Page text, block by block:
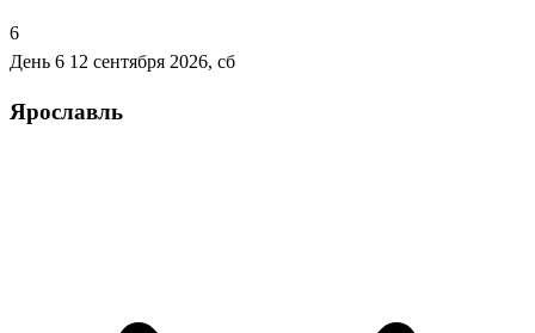
6
День 6 12 сентября 2026, сб
Ярославль